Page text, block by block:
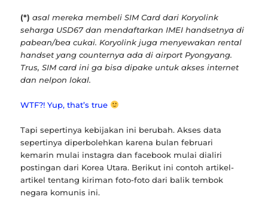
(*) asal mereka membeli SIM Card dari Koryolink
seharga USD67 dan mendaftarkan IMEI handsetnya di
pabean/bea cukai. Koryolink juga menyewakan rental
handset yang counternya ada di airport Pyongyang.
Trus, SIM card ini ga bisa dipake untuk akses internet
dan nelpon lokal.
WTF?! Yup, that’s true
Tapi sepertinya kebijakan ini berubah. Akses data
sepertinya diperbolehkan karena bulan februari
kemarin mulai instagra dan facebook mulai dialiri
postingan dari Korea Utara. Berikut ini contoh artikel-
artikel tentang kiriman foto-foto dari balik tembok
negara komunis ini.